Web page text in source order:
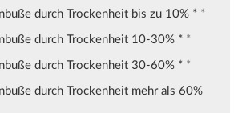
durch Trockenheit bis zu 10% * *
durch Trockenheit 10-30% * *
durch Trockenheit 30-60% * *
durch Trockenheit mehr als 60%